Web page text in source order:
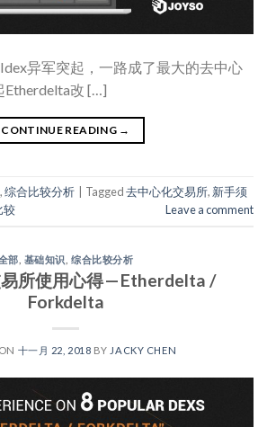
异军突起，一路成了最大的去中心
Etherdelta改 […]
CONTINUE READING →
,综合比较分析 Tagged去中心化交易所, 新手须
较 Leave a comment
部 基础知识 ,综合比较分析
所使用心得 — Etherdelta /
Forkdelta
十一月 22, 2018 BY JACKY CHEN